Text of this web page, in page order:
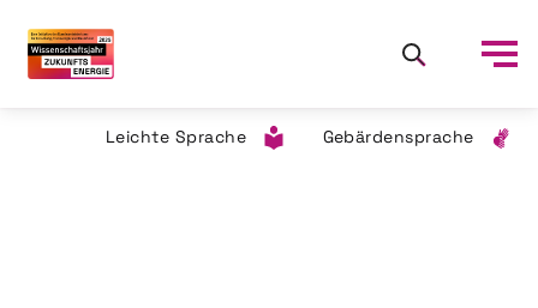
Leichte Sprache Gebärdensprache